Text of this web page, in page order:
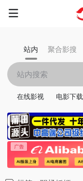
站内 聚合影搜
在线影视 电影下载